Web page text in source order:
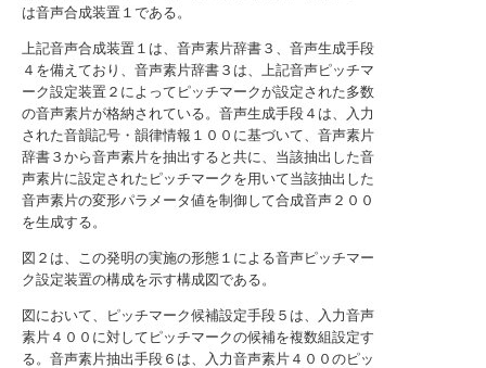
は音声合成装置１である。
上記音声合成装置１は、音声素片辞書３、音声生成手段
４を備えており、音声素片辞書３は、上記音声ピッチマ
ーク設定装置２によってピッチマークが設定された多数
の音声素片が格納されている。音声生成手段４は、入力
された音韻記号・韻律情報１００に基づいて、音声素片
辞書３から音声素片を抽出すると共に、当該抽出した音
声素片に設定されたピッチマークを用いて当該抽出した
音声素片の変形パラメータ値を制御して合成音声２００
を生成する。
図２は、この発明の実施の形態１による音声ピッチマー
ク設定装置の構成を示す構成図である。
図において、ピッチマーク候補設定手段５は、入力音声
素片４００に対してピッチマークの候補を複数組設定す
る。音声素片抽出手段６は、入力音声素片４００のピッ